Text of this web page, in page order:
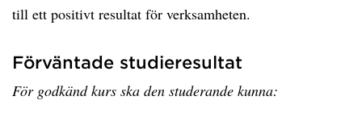
till ett positivt resultat för verksamheten.
Förväntade studieresultat
För godkänd kurs ska den studerande kunna: